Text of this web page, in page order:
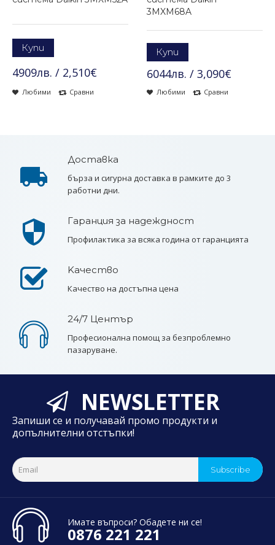
Купи
4909лв. / 2,510€
Любими Сравни
3MXM68A
Купи
6044лв. / 3,090€
Любими Сравни
Доставка
бърза и сигурна доставка в рамките до 3
работни дни.
Гаранция за надеждност
Профилактика за всяка година от гаранцията
Kачество
Качество на достъпна цена
24/7 Център
Професионална помощ за безпроблемно
пазаруване.
NEWSLETTER
Запиши се и получавай промо продукти и
допълнителни отстъпки!
Subscribe
Имате въпроси? Обадете ни се!
0876 221 221